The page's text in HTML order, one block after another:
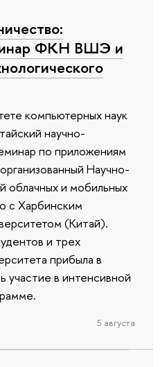
ФКН ВШЭ и
компьютерных наук
научно-
по приложениям
Научно-
облачных и мобильных
с Харбинским
(Китай).
и трех
прибыла в
участие в интенсивной
5 августа